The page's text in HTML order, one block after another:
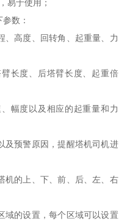
易于使用；
数：
、高度、回转角、起重量、力
长度、后塔臂长度、起重倍
幅度以及相应的起重量和力
及预警原因，提醒塔机司机进
机的上、下、前、后、左、右
域的设置，每个区域可以设置